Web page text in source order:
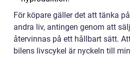
För köpare gäller det att tänka
andra liv, antingen genom att
återvinnas på ett hållbart sätt.
bilens livscykel är nyckeln till